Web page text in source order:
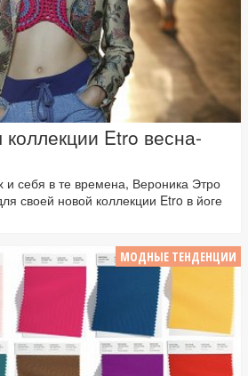
Etro весна-
себя в те времена, Вероника Этро
своей новой коллекции Etro в йоге
МОДНЫЕ ТЕНДЕНЦИИ